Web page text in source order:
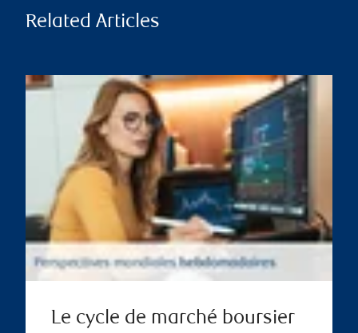
Related Articles
Le cycle de marché boursier